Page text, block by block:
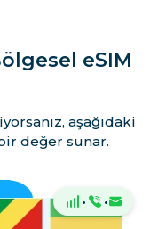
eSIM
aşağıdaki
değer sunar.
· ·